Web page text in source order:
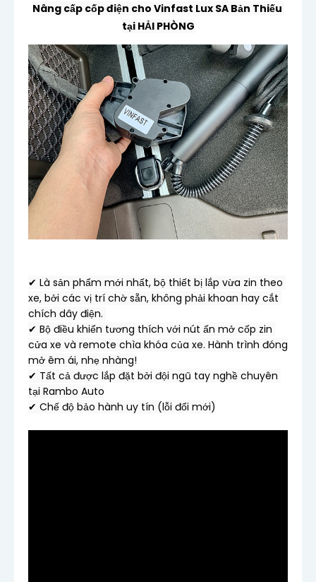
Nâng cấp cốp điện cho Vinfast Lux SA Bản Thiếu
tại HẢI PHÒNG
✔ Là sản phẩm mới nhất, bộ thiết bị lắp vừa zin theo
xe, bởi các vị trí chờ sẵn, không phải khoan hay cắt
chích dây điện.
✔ Bộ điều khiển tương thích với nút ấn mở cốp zin
cửa xe và remote chìa khóa của xe. Hành trình đóng
mở êm ái, nhẹ nhàng!
✔ Tất cả được lắp đặt bởi đội ngũ tay nghề chuyên
tại Rambo Auto
✔ Chế độ bảo hành uy tín (lỗi đổi mới)